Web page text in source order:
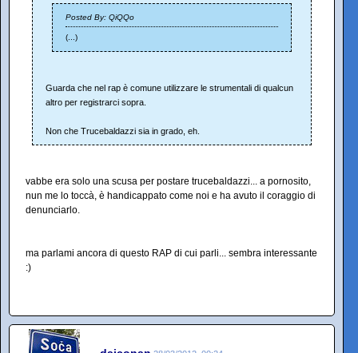
Posted By: QiQQo
(...)
Guarda che nel rap è comune utilizzare le strumentali di qualcun
altro per registrarci sopra.
Non che Trucebaldazzi sia in grado, eh.
vabbe era solo una scusa per postare trucebaldazzi... a pornosito,
nun me lo toccà, è handicappato come noi e ha avuto il coraggio di
denunciarlo.
ma parlami ancora di questo RAP di cui parli... sembra interessante
:)